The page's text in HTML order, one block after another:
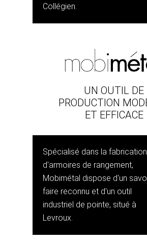
Collégien.
UN OUTIL DE
PRODUCTION
ET EFFICACE
Spécialisé dans la fabrication
d'armoires de rangement,
Mobimétal dispose d'un
faire reconnu et d'un outil
industriel de pointe, situé à
Levroux.